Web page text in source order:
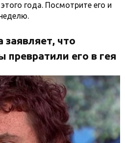
года. Посмотрите его и
что
превратили его в гея